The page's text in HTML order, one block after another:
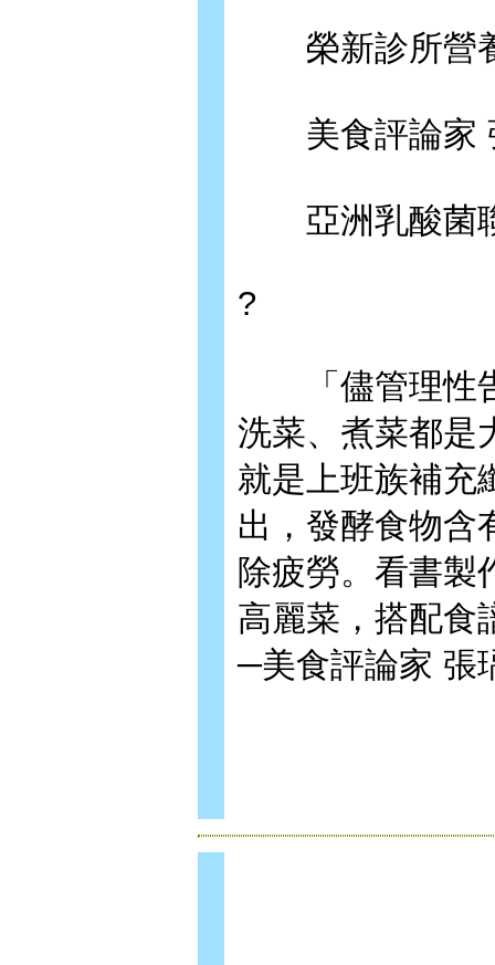
榮新診所營
美食評論家
亞洲乳酸菌
?
「儘管理性告
洗菜、煮菜都是
就是上班族補充
出，發酵食物含
除疲勞。看書製
高麗菜，搭配食
─美食評論家 張